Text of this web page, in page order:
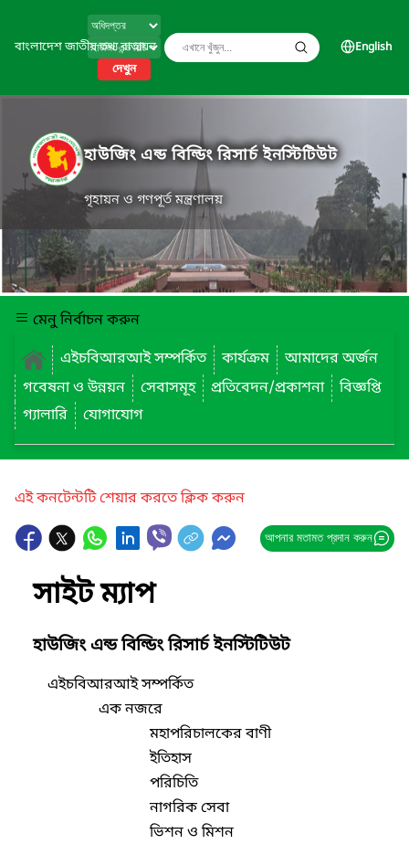
বাংলাদেশ জাতীয় তথ্য বাতায়ন
দেখুন
English
হাউজিং এন্ড বিল্ডিং রিসার্চ ইনস্টিটিউট
গৃহায়ন ও গণপূর্ত মন্ত্রণালয়
মেনু নির্বাচন করুন
এইচবিআরআই সম্পর্কিত
কার্যক্রম
আমাদের অর্জন
গবেষনা ও উন্নয়ন
সেবাসমূহ প্রতিবেদন/প্রকাশনা
বিজ্ঞপ্তি
গ্যালারি
যোগাযোগ
এই কনটেন্টটি শেয়ার করতে ক্লিক করুন
আপনার মতামত প্রদান করুন
সাইট ম্যাপ
হাউজিং এন্ড বিল্ডিং রিসার্চ ইনস্টিটিউট
এইচবিআরআই সম্পর্কিত
এক নজরে
মহাপরিচালকের বাণী
ইতিহাস
পরিচিতি
নাগরিক সেবা
ভিশন ও মিশন